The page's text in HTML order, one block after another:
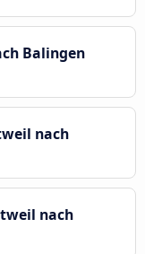
Balingen
nach
nach